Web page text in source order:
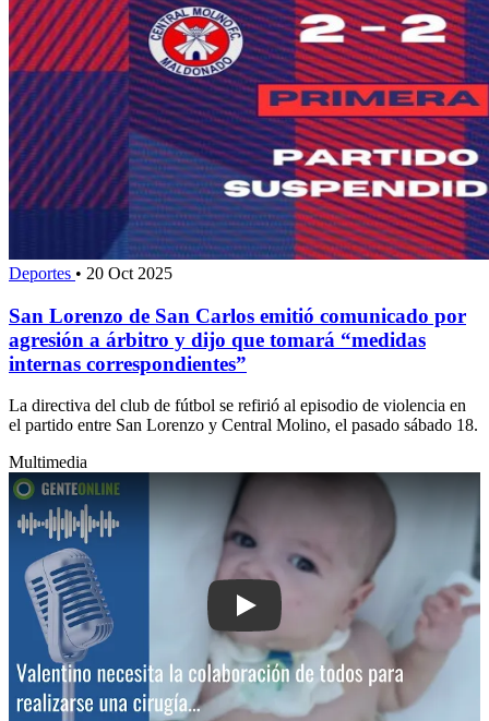
Deportes • 20 Oct 2025
San Lorenzo de San Carlos emitió comunicado por
agresión a árbitro y dijo que tomará “medidas
internas correspondientes”
La directiva del club de fútbol se refirió al episodio de violencia en
el partido entre San Lorenzo y Central Molino, el pasado sábado 18.
Multimedia
Play: Valentino necesita la